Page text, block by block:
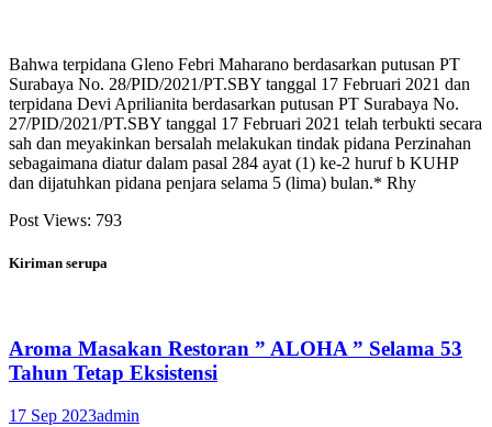
Bahwa terpidana Gleno Febri Maharano berdasarkan putusan PT
Surabaya No. 28/PID/2021/PT.SBY tanggal 17 Februari 2021 dan
terpidana Devi Aprilianita berdasarkan putusan PT Surabaya No.
27/PID/2021/PT.SBY tanggal 17 Februari 2021 telah terbukti secara
sah dan meyakinkan bersalah melakukan tindak pidana Perzinahan
sebagaimana diatur dalam pasal 284 ayat (1) ke-2 huruf b KUHP
dan dijatuhkan pidana penjara selama 5 (lima) bulan.* Rhy
Post Views: 793
Kiriman serupa
Aroma Masakan Restoran ” ALOHA ” Selama 53
Tahun Tetap Eksistensi
17 Sep 2023admin